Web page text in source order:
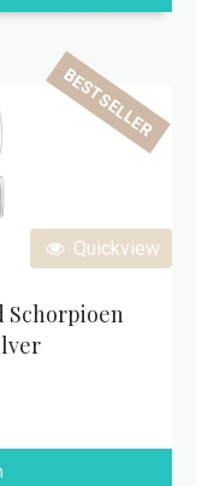
Quickview
BESTSELLER